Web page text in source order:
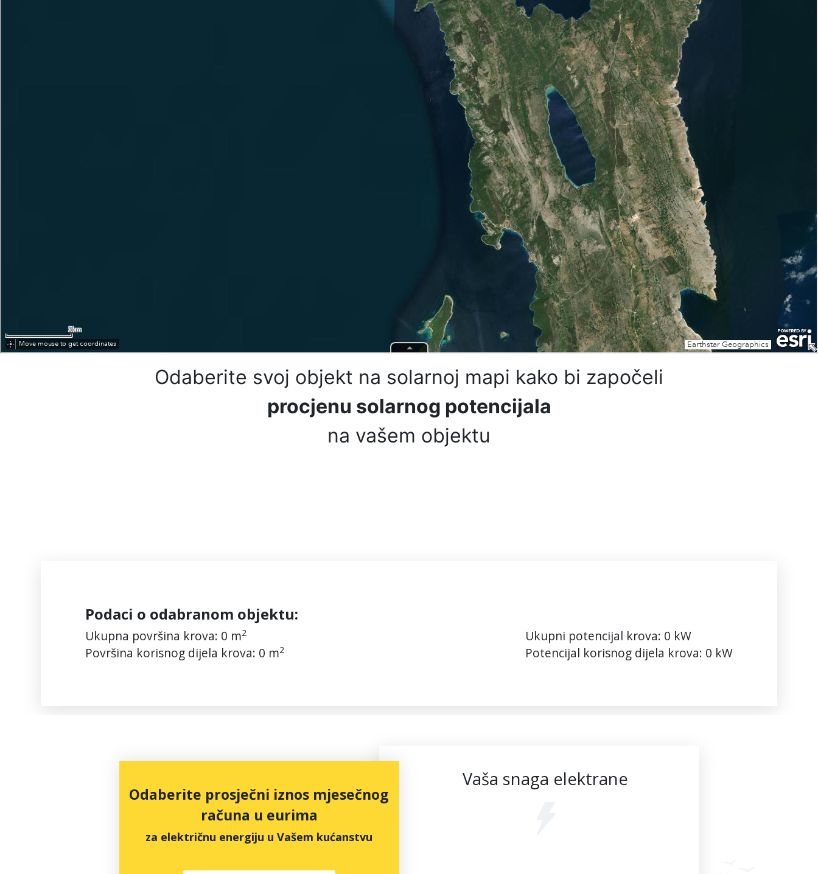
Odaberite svoj objekt na solarnoj mapi kako bi započeli
procjenu solarnog potencijala
na vašem objektu
Podaci o odabranom objektu:
Ukupna površina krova: 0 m2
Površina korisnog dijela krova: 0 m2
Ukupni potencijal krova: 0 kW
Potencijal korisnog dijela krova: 0 kW
Odaberite prosječni iznos mjesečnog
računa u eurima
za električnu energiju u Vašem kućanstvu
Vaša snaga elektrane